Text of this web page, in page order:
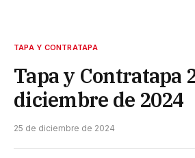
TAPA Y CONTRATAPA
Tapa y Contratapa
diciembre de 2024
25 de diciembre de 2024